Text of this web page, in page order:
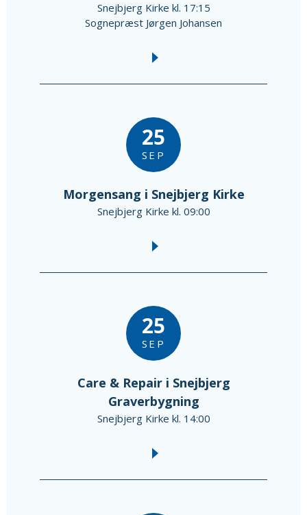
Snejbjerg Kirke kl. 17:15
Sognepræst Jørgen Johansen
25
SEP
Morgensang i Snejbjerg Kirke
Snejbjerg Kirke kl. 09:00
25
SEP
Care & Repair i Snejbjerg
Graverbygning
Snejbjerg Kirke kl. 14:00